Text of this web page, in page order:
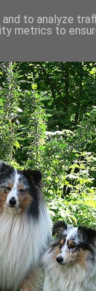
to analyze
metrics to